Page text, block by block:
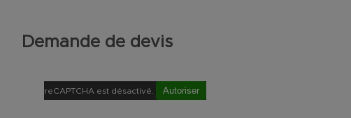
Demande de devis
reCAPTCHA est désactivé. Autoriser